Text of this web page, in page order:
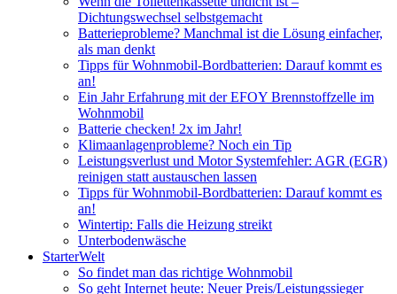
Dichtungswechsel selbstgemacht
Batterieprobleme? Manchmal ist die Lösung einfacher,
als man denkt
Tipps für Wohnmobil-Bordbatterien: Darauf kommt es
an!
Ein Jahr Erfahrung mit der EFOY Brennstoffzelle im
Wohnmobil
Batterie checken! 2x im Jahr!
Klimaanlagenprobleme? Noch ein Tip
Leistungsverlust und Motor Systemfehler: AGR (EGR)
reinigen statt austauschen lassen
Tipps für Wohnmobil-Bordbatterien: Darauf kommt es
an!
Wintertip: Falls die Heizung streikt
Unterbodenwäsche
StarterWelt
So findet man das richtige Wohnmobil
So geht Internet heute: Neuer Preis/Leistungssieger